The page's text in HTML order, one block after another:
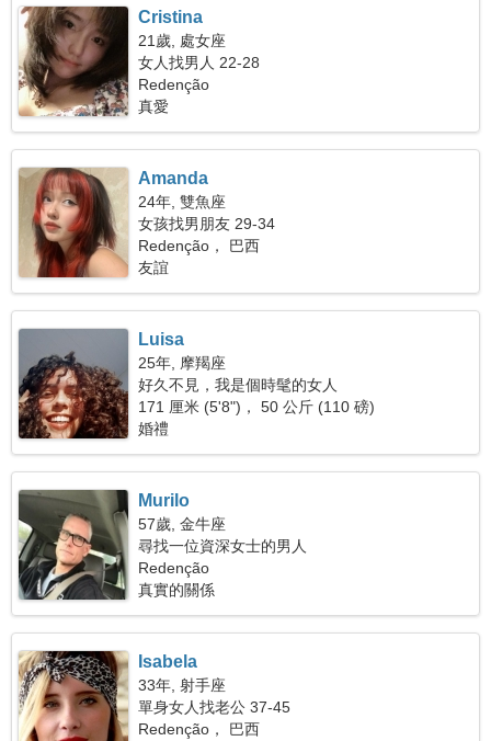
Cristina
21歲, 處女座
女人找男人 22-28
Redenção
真愛
Amanda
24年, 雙魚座
女孩找男朋友 29-34
Redenção， 巴西
友誼
Luisa
25年, 摩羯座
好久不見，我是個時髦的女人
171 厘米 (5'8")， 50 公斤 (110 磅)
婚禮
Murilo
57歲, 金牛座
尋找一位資深女士的男人
Redenção
真實的關係
Isabela
33年, 射手座
單身女人找老公 37-45
Redenção， 巴西